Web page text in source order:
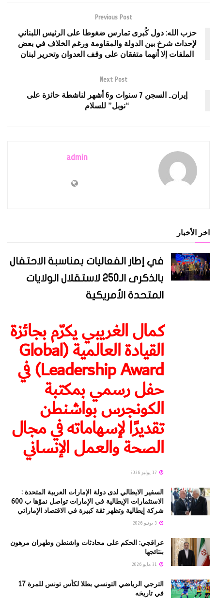
Previous Post
حزب الله: دول كُبرى تمارس ضغوطا على الرئيس اللبناني
لإحداث شرخ بين الدولة والمقاومة ورغم الخلاف في بعض
الملفات إلا أنهما متفقان على وقف العدوان وتحرير لبنان
Next Post
إيران.. السجن 7 سنوات و6 أشهر لناشطة حائزة على
“نوبل” للسلام
admin
اخر الأخبار
في إطار الفعاليات بمناسبة الاحتفال
بالذكرى الـ250 لاستقلال الولايات
المتحدة الأمريكية
كمال الغريبي يكرّم بجائزة
القيادة العالمية (Global
Leadership Award) في
حفل رسمي بمكتبة
الكونجرس بواشنطن
تقديرًا لإسهاماته في مجال
الصحة والعمل الإنساني
السفير الايطالي لدى دولة الإمارات العربية المتحدة :
الاستثمارات الإيطالية في الإمارات تواصل نموّها ب 600
شركة إيطالية وتظهر ثقة كبيرة في الاقتصاد الإماراتي
عراقجي: الحكم على محادثات واشنطن وطهران مرهون
بنتائجها
الترجي الرياضي التونسي بطلا لكأس تونس للمرة 17
في تاريخه